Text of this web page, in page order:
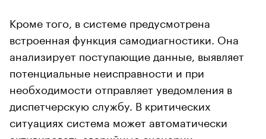
Кроме того, в системе предусмотрена
встроенная функция самодиагностики. Она
анализирует поступающие данные, выявляет
потенциальные неисправности и при
необходимости отправляет уведомления в
диспетчерскую службу. В критических
ситуациях система может автоматически